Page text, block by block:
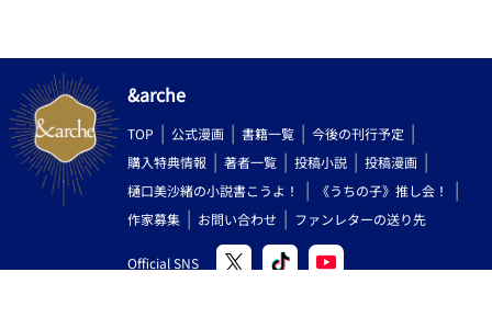
&arche
TOP 公式漫画 書籍一覧
今後の刊行予定
購入特典情報
著者一覧 投稿小説
投稿漫画
樋口美沙緒の小説書こうよ！
《うちの子》推し会！
作家募集
お問い合わせ ファンレターの送り先
Official SNS